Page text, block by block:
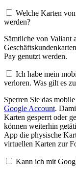
Welche Karten
werden?
Sämtliche von Valiant
Pay genutzt werden.
Ich habe mein
verloren. Was gilt es
Sperren Sie das
Google Account.
Karten gesperrt oder
können weiterhin
App die physische
virtuellen Karten zur
Kann ich mit